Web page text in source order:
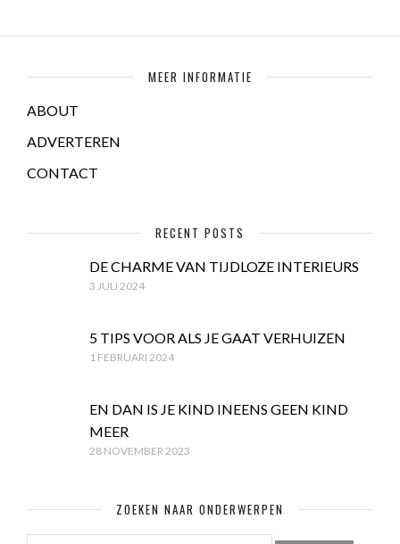
MEER INFORMATIE
ABOUT
ADVERTEREN
CONTACT
RECENT POSTS
DE CHARME VAN TIJDLOZE INTERIEURS
3 JULI 2024
5 TIPS VOOR ALS JE GAAT VERHUIZEN
1 FEBRUARI 2024
EN DAN IS JE KIND INEENS GEEN KIND
MEER
28 NOVEMBER 2023
ZOEKEN NAAR ONDERWERPEN
ZOEKEN